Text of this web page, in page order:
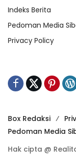
Indeks Berita
Pedoman Media
Privacy Policy
Box Redaksi
Pedoman Media
Hak cipta @